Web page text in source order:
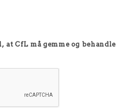
at CfL må gemme og behandle